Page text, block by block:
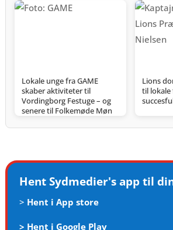
Lokale unge fra GAME
skaber aktiviteter til
Vordingborg Festuge – og
senere til Folkemøde Møn
Lions
til
Hent Sydmedier's app til
> Hent i App store
> Hent i Google Play